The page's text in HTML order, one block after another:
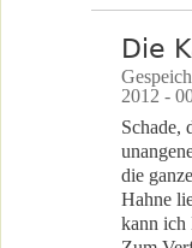
Die
2012 -
Schade,
die
Hahne
kann ich